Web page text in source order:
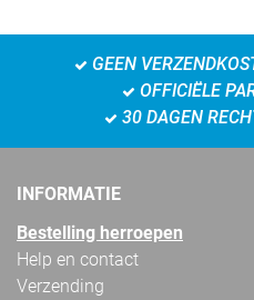
GEEN
OFFICIËLE
30 DAGEN
INFORMATIE
Bestelling herroepen
Help en contact
Verzending